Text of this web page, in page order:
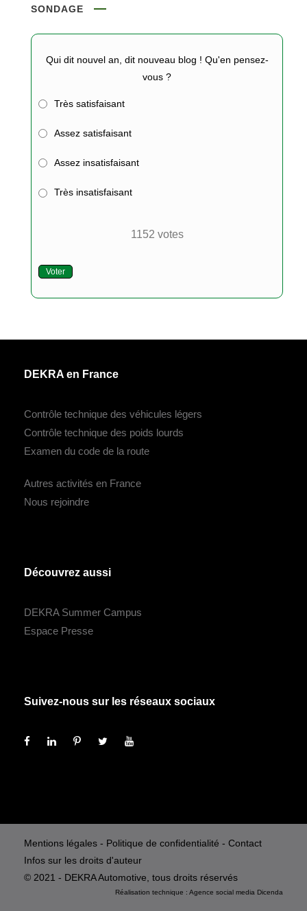
SONDAGE
Qui dit nouvel an, dit nouveau blog ! Qu'en pensez-
vous ?
Très satisfaisant
Assez satisfaisant
Assez insatisfaisant
Très insatisfaisant
1152 votes
Voter
DEKRA en France
Contrôle technique des véhicules légers
Contrôle technique des poids lourds
Examen du code de la route
Autres activités en France
Nous rejoindre
Découvrez aussi
DEKRA Summer Campus
Espace Presse
Suivez-nous sur les réseaux sociaux
Mentions légales - Politique de confidentialité - Contact
Infos sur les droits d'auteur
© 2021 - DEKRA Automotive, tous droits réservés
Réalisation technique : Agence social media Dicenda